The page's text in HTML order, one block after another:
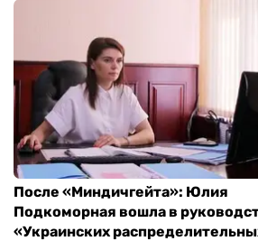
После «Миндичгейта»: Юлия
Подкоморная вошла в
«Украинских